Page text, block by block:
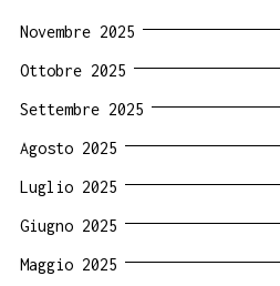
Novembre 2025
Ottobre 2025
Settembre 2025
Agosto 2025
Luglio 2025
Giugno 2025
Maggio 2025